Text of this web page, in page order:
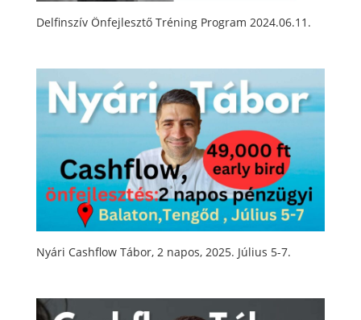
Delfinszív Önfejlesztő Tréning Program 2024.06.11.
Nyári Cashflow Tábor, 2 napos, 2025. Július 5-7.